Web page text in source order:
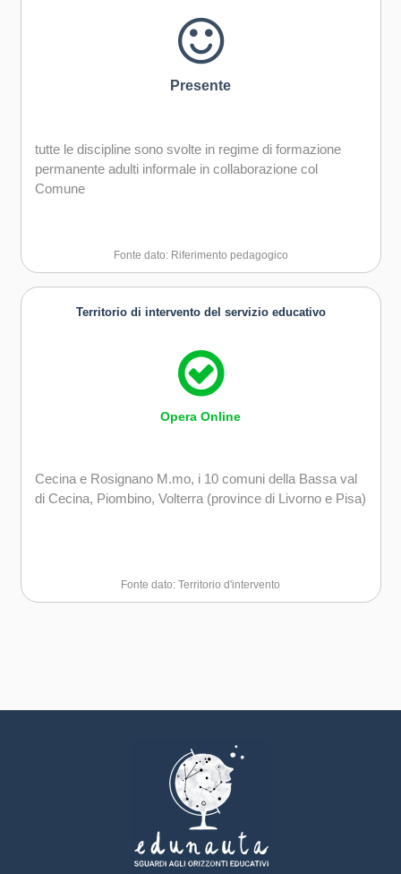
Curiosità nei confronti del mondo, apertura per
immaginare nuove possibilità
Presente
tutte le discipline sono svolte in regime di formazione
permanente adulti informale in collaborazione col
Comune
Fonte dato: Riferimento pedagogico
Territorio di intervento del servizio educativo
Opera Online
Cecina e Rosignano M.mo, i 10 comuni della Bassa val
di Cecina, Piombino, Volterra (province di Livorno e Pisa)
Fonte dato: Territorio d'intervento